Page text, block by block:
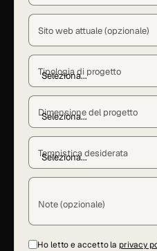
Sito web attuale (opzionale)
Tipologia di progetto
Dimensione del progetto
Tempistica desiderata
Note (opzionale)
Ho letto e accetto la privacy